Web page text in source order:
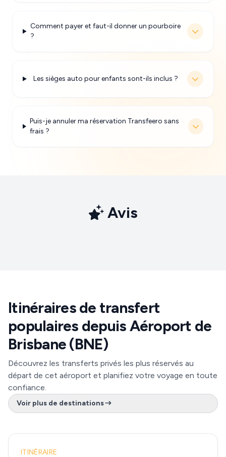
Comment payer et faut-il donner un pourboire
?
Les sièges auto pour enfants sont-ils inclus ?
Puis-je annuler ma réservation Transfeero sans
frais ?
Avis
Itinéraires de transfert
populaires depuis Aéroport de
Brisbane (BNE)
Découvrez les transferts privés les plus réservés au
départ de cet aéroport et planifiez votre voyage en toute
confiance.
Voir plus de destinations
ITINÉRAIRE